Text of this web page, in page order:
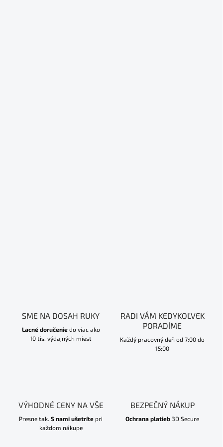
SME NA DOSAH RUKY
Lacné doručeniedo viac ako
10 tis. výdajných miest
RADI VÁM KEDYKOĽVEK
PORADÍME
Každý pracovný deň od 7:00 do
15:00
VÝHODNÉ CENY NA VŠE
Presne tak. S nami ušetríte pri
každom nákupe
BEZPEČNÝ NÁKUP
Ochrana platieb 3D Secure